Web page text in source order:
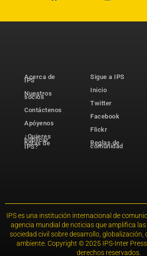
Acerca de
IPS
Nuestros
socios
Contáctenos
Apóyenos
¿Quieres
publicar
notas de
IPS?
Sigue a IPS
Inicio
Twitter
Facebook
Flickr
Reglas de
comunidad
IPS es una institución internacional de
agencia mundial de noticias que amplifica las
sociedad civil sobre desarrollo, globalización,
ambiente. Copyright © 2025 IPS-Inter
derechos reservados.